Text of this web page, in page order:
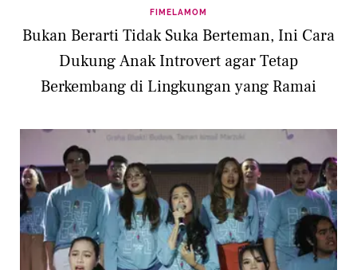
FIMELAMOM
Bukan Berarti Tidak Suka Berteman, Ini Cara
Dukung Anak Introvert agar Tetap
Berkembang di Lingkungan yang Ramai